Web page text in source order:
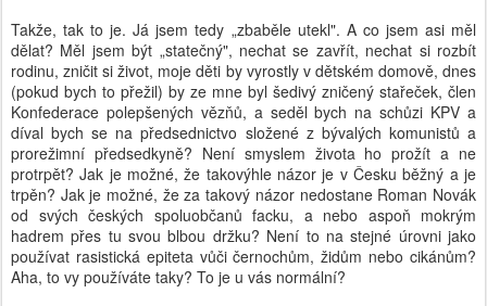
Takže, tak to je. Já jsem tedy „zbaběle utekl". A co jsem asi měl
dělat? Měl jsem být „statečný", nechat se zavřít, nechat si rozbít
rodinu, zničit si život, moje děti by vyrostly v dětském domově, dnes
(pokud bych to přežil) by ze mne byl šedivý zničený stařeček, člen
Konfederace polepšených vězňů, a seděl bych na schůzi KPV a
díval bych se na předsednictvo složené z bývalých komunistů a
prorežimní předsedkyně? Není smyslem života ho prožít a ne
protrpět? Jak je možné, že takovýhle názor je v Česku běžný a je
trpěn? Jak je možné, že za takový názor nedostane Roman Novák
od svých českých spoluobčanů facku, a nebo aspoň mokrým
hadrem přes tu svou blbou držku? Není to na stejné úrovni jako
používat rasistická epiteta vůči černochům, židům nebo cikánům?
Aha, to vy používáte taky? To je u vás normální?